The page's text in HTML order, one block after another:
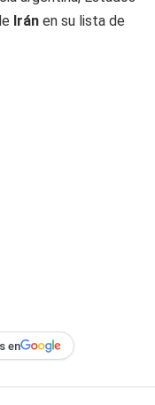
Irán en su lista de
en